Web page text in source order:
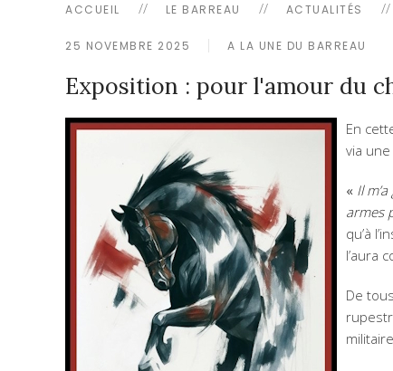
ACCUEIL LE BARREAU ACTUALITÉS
25 NOVEMBRE 2025 A LA UNE DU BARREAU
Exposition : pour l'amour du
En
via
« Il
armes
qu’à
l’aura
De